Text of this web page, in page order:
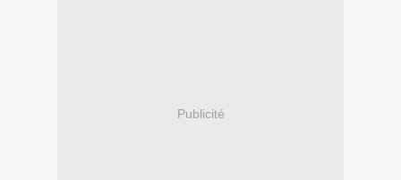
Publicité